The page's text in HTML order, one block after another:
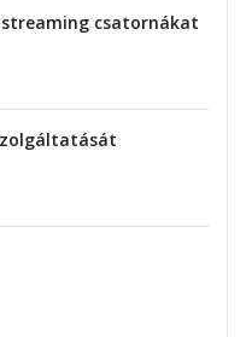
csatornákat